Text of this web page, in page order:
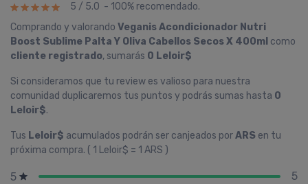
5 / 5.0 - 100% recomendado.
Comprando y valorando Veganis Acondicionador Nutri
Boost Sublime Palta Y Oliva Cabellos Secos X 400ml como
cliente registrado, sumarás 0 Leloir$
Si consideramos que tu review es valioso para nuestra
comunidad duplicaremos tus puntos y podrás sumas hasta 0
Leloir$.
Tus Leloir$ acumulados podrán ser canjeados porARS en tu
próxima compra. ( 1 Leloir$ = 1 ARS )
5
5